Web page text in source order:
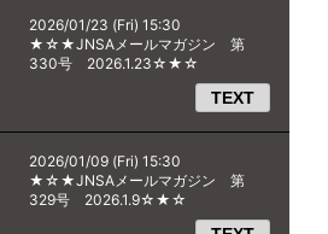
2026/01/23 (Fri) 15:30
★☆★JNSAメールマガジン 第
330号 2026.1.23☆★☆
TEXT
2026/01/09 (Fri) 15:30
★☆★JNSAメールマガジン 第
329号 2026.1.9☆★☆